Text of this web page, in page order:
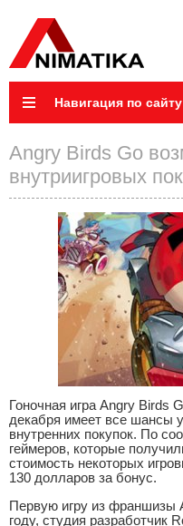
Навигация по сайту
Angry Birds Go
внутриигровых
Гоночная игра Angry Birds
декабря имеет все шансы
внутренних покупок. По
геймеров, которые
стоимость некоторых
130 долларов за бонус.
Первую игру из франшизы
году, студия разработчик